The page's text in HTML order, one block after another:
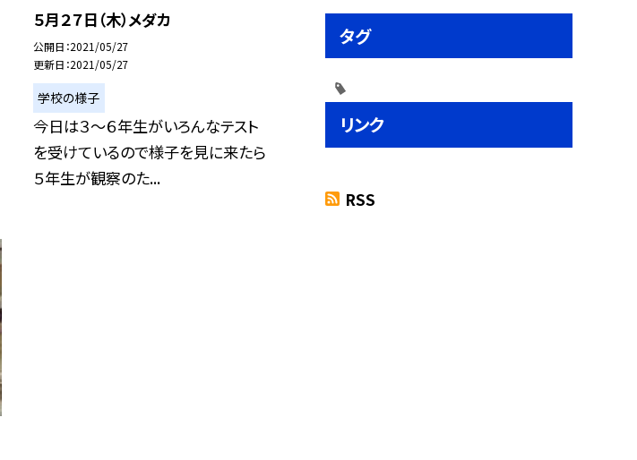
５月２７日（木）メダカ
公開日 2021/05/27
更新日 2021/05/27
学校の様子
今日は３〜６年生がいろんなテスト
を受けているので様子を見に来たら
５年生が観察のた...
タグ
リンク
RSS